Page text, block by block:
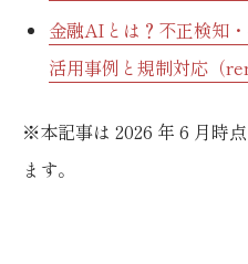
金融AIとは？不正検知
活用事例と規制対応（
※本記事は 2026 年 6 月時
ます。